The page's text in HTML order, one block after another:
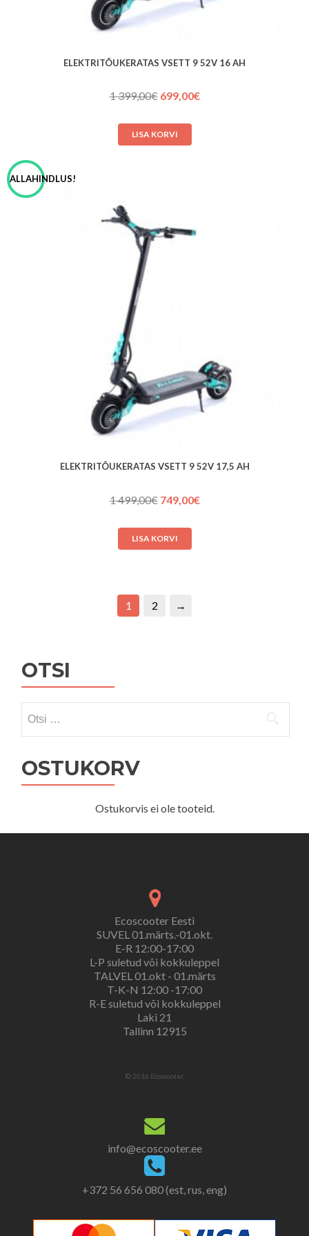
ELEKTRITÕUKERATAS VSETT 9 52V 16 AH
1 399,00€ Algne
oli:
1 399,00€.
699,00€Praegune
LISA KORVI
ALLAHINDLUS!
ELEKTRITÕUKERATAS VSETT 9 52V 17,5 AH
1 499,00€ Algne
oli:
1 499,00€.
749,00€Praegune
LISA KORVI
1 2 →
OTSI
OSTUKORV
Ostukorvis ei ole tooteid.
Ecoscooter Eesti
SUVEL 01.märts.-01.okt.
E-R 12:00-17:00
L-P suletud või kokkuleppel
TALVEL 01.okt - 01.märts
T-K-N 12:00 -17:00
R-E suletud või kokkuleppel
Laki 21
Tallinn 12915
© 2016 Ecoscooter.
info@ecoscooter.ee
+372 56 656 080 (est, rus, eng)